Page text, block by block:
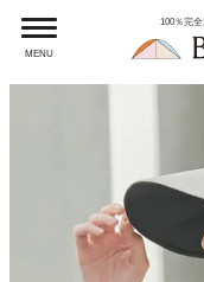
MENU
100％完